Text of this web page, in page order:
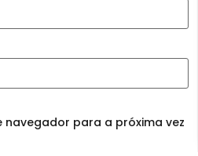
navegador para a próxima vez